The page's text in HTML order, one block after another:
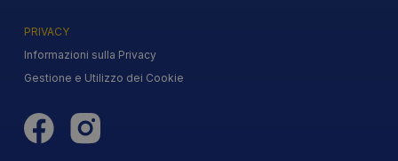
PRIVACY
Informazioni sulla Privacy
Gestione e Utilizzo dei Cookie